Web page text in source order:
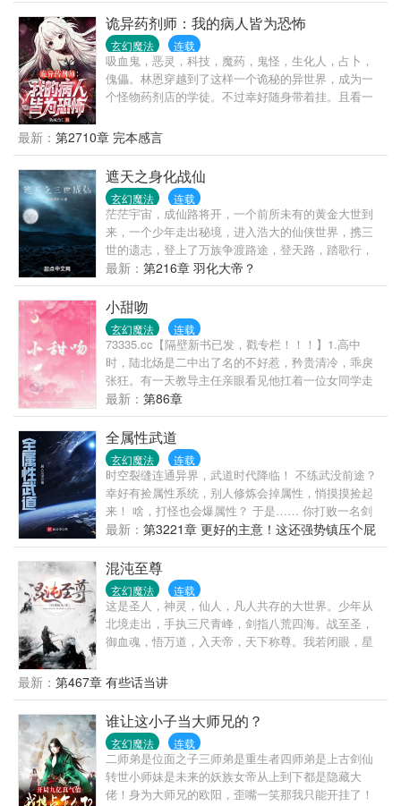
诡异药剂师：我的病人皆为恐怖
玄幻魔法 连载
吸血鬼，恶灵，科技，魔药，鬼怪，生化人，占卜，
傀儡。林恩穿越到了这样一个诡秘的异世界，成为一
个怪物药剂店的学徒。不过幸好随身带着挂。且看一
暗世界，一步步走上人生巅峰。林恩摊手：“抱歉，所
有所有根源级怪物的主治医师，想杀我，请先问问我
的病人答不答应！”
最新： 第2710章 完本感言
遮天之身化战仙
玄幻魔法 连载
茫茫宇宙，成仙路将开，一个前所未有的黄金大世到
来，一个少年走出秘境，进入浩大的仙侠世界，携三
世的遗志，登上了万族争渡路途，登天路，踏歌行，
化战仙，弹指遮天！
最新： 第216章 羽化大帝？
小甜吻
玄幻魔法 连载
73335.cc【隔壁新书已发，戳专栏！！！】1.高中
时，陆北炀是二中出了名的不好惹，矜贵清冷，乖戾
张狂。有一天教导主任亲眼看见他扛着一位女同学走
进空教室，门内传来女生的啜泣声。主任突然出
现：“陆北炀，怎么可以欺负女同学？！”男生叹气，散
漫道：“你问她。”小姑娘红着眼眶：“主任，学长刚刚
在给我辅导数学。”主任疑惑：“那你哭什
么？”63339.cc姜念抽噎：“数学……也太难了……”后
来男生摸出奶糖轻哄：“小祖宗，我错了成不？”2.再重
逢，他依旧是天之骄子。姜念把那些小心思藏得很
好，和他形同陌路。他再克制不住地把她抵在墙上，
目光灼灼：“不认77761.cc
最新： 第86章
全属性武道
玄幻魔法 连载
时空裂缝连通异界，武道时代降临！ 不练武没前途？
幸好有捡属性系统，别人修炼会掉属性，悄摸摸捡起
来！ 啥，打怪也会爆属性？ 于是…… 你打败一名剑
道天才，掉落【悟性*2】，【剑道天赋*1】……你捡了
起来，悟性有所提升，并获得初级剑道天赋！ 你打败
一名刀道天才，掉落【刀法战技*1】，【杀戮刀意*3】
……你捡了起来，学会一部稀有刀法战技，并领悟杀
戮刀意，你变得超凶！ 你打败一名炼体天才，掉落
【炼体功法*1】，【圣血霸体*1】……你捡了起来，学
会一部顶级炼体功法，走了狗屎运竟然获得逆天体质
圣血霸体，获得神级称号【打不死的小强】！ 有人杀
*60】……你偷偷捡了起来，意外获得灵视天赋，眼睛
生打败了无数对手，突然有一天，你随便一剑斩了路
过的无辜神魔，在家练刀不小心把星河砍成了两段，
小拳拳一锤打爆了太阳，让世界坠入黑暗…… 原来，
你已经无敌了！！ （友群划水群【261366066】，欢
迎大家来讨论剧情划水）
最新： 第3221章 更好的主意！这还强势镇压个屁
啊！欲擒故纵！
混沌至尊
玄幻魔法 连载
这是圣人，神灵，仙人，凡人共存的大世界。少年从
北境走出，手执三尺青峰，剑指八荒四海。战至圣，
御血魂，悟万道，入天帝，天下称尊。我若闭眼，星
长青！
最新： 第467章 有些话当讲
谁让这小子当大师兄的？
玄幻魔法 连载
二师弟是位面之子三师弟是重生者四师弟是上古剑仙
转世小师妹是未来的妖族女帝从上到下都是隐藏大
佬！身为大师兄的欧阳，歪嘴一笑那我只能开挂了！